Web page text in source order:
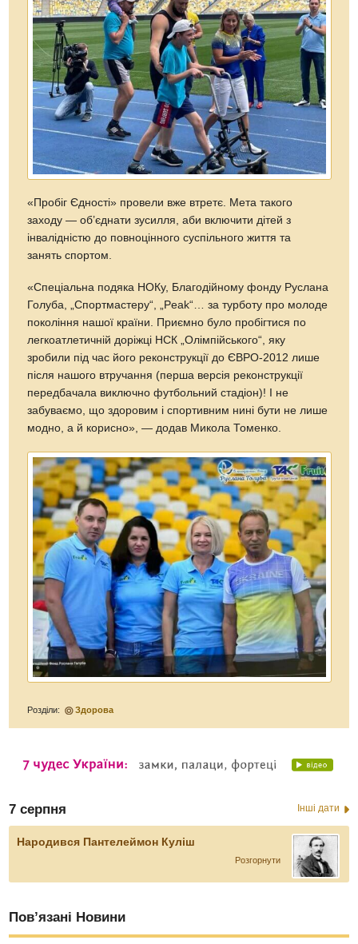
«Пробіг Єдності» провели вже втретє. Мета такого
заходу — об’єднати зусилля, аби включити дітей з
інвалідністю до повноцінного суспільного життя та
занять спортом.
«Спеціальна подяка НОКу, Благодійному фонду Руслана
Голуба, „Спортмастеру“, „Peak“… за турботу про молоде
покоління нашої країни. Приємно було пробігтися по
легкоатлетичній доріжці НСК „Олімпійського“, яку
зробили під час його реконструкції до ЄВРО-2012 лише
після нашого втручання (перша версія реконструкції
передбачала виключно футбольний стадіон)! І не
забуваємо, що здоровим і спортивним нині бути не лише
модно, а й корисно», — додав Микола Томенко.
Розділи: Здорова
7 серпня Інші дати
Народився Пантелеймон Куліш
Розгорнути
Пов’язані Новини